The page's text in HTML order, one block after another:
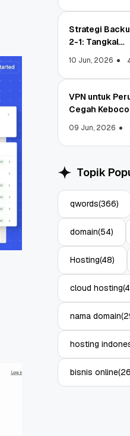
Object
Aplikasi:
Strategi
2-1: Tangkal
10 Jun, 2026
VPN untuk
Cegah
09 Jun, 2026
Topik
qwords(366)
domain(54)
Hosting(48)
cloud hosting
nama domain
hosting
bisnis online